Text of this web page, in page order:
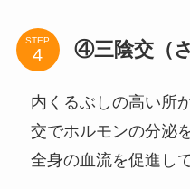
STEP ④三陰交（
内くるぶしの高い所
交でホルモンの分泌
全身の血流を促進し